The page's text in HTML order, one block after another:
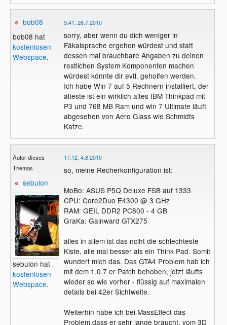
bob08
bob08 hat
kostenlosen
Webspace.
9:41, 26.7.2010
sorry, aber wenn du dich weniger in
Fäkalsprache ergehen würdest und statt
dessen mal brauchbare Angaben zu deinen
restlichen System Komponenten machen
würdest könnte dir evtl. geholfen werden.
Ich habe Win 7 auf 5 Rechnern installiert, der
älteste ist ein wirklich altes IBM Thinkpad mit
P3 und 768 MB Ram und win 7 Ultimate läuft
abgesehen von Aero Glass wie Schmidts
Katze.
Autor dieses
Themas
sebulon
sebulon hat
kostenlosen
Webspace.
17:12, 4.8.2010
so, meine Recherkonfiguration ist:
MoBo: ASUS P5Q Deluxe FSB auf 1333
CPU: Core2Duo E4300 @ 3 GHz
RAM: GEIL DDR2 PC800 - 4 GB
GraKa: Gainward GTX275
alles in allem ist das nciht die schlechteste
Kiste, alle mal besser als ein Think Pad. Somit
wundert mich das. Das GTA4 Problem hab ich
mit dem 1.0.7 er Patch behoben, jetzt läufts
wieder so wie vorher - flüssig auf maximalen
details bei 42er Sichtweite.
Weiterhin habe ich bei MassEffect das
Problem,dass er sehr lange braucht, vom 3D